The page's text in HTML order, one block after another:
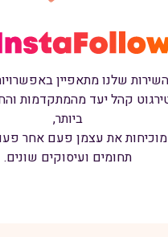
השירות שלנו מתאפיין
קהל יעד מהמתקדמות
ביותר,
את עצמן פעם אחר
תחומים ועיסוקים שונים.